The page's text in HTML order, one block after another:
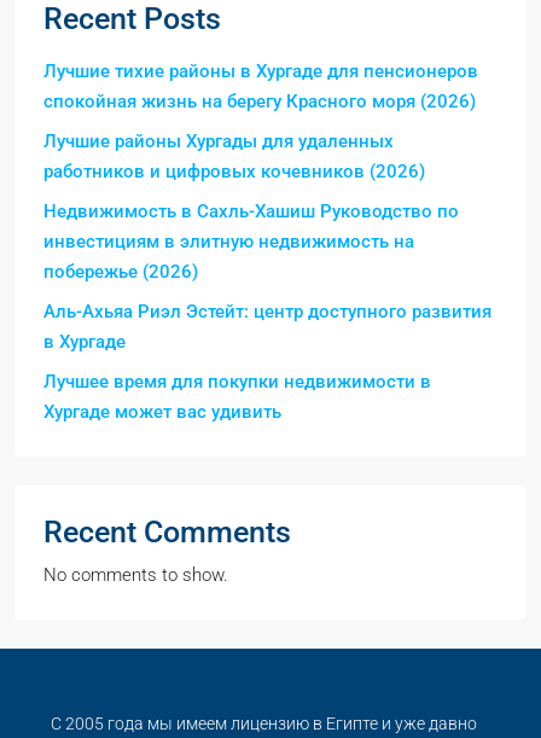
Recent Posts
Лучшие тихие районы в Хургаде для пенсионеров
спокойная жизнь на берегу Красного моря (2026)
Лучшие районы Хургады для удаленных
работников и цифровых кочевников (2026)
Недвижимость в Сахль-Хашиш Руководство по
инвестициям в элитную недвижимость на
побережье (2026)
Аль-Ахьяа Риэл Эстейт: центр доступного развития
в Хургаде
Лучшее время для покупки недвижимости в
Хургаде может вас удивить
Recent Comments
No comments to show.
С 2005 года мы имеем лицензию в Египте и уже давно